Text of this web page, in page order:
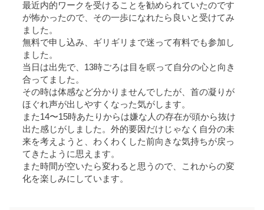
最近内的ワークを受けることを勧められていたのです
が怖かったので、その一歩になれたら良いと受けてみ
ました。
無料で申し込み、ギリギリまで迷って有料でも参加し
ました。
当日は出先で、13時ごろは目を瞑って自分の心と向き
合ってました。
その時は体感など分かりませんでしたが、首の凝りが
ほぐれ声が出しやすくなった気がします。
また14〜15時あたりからは嫌な人の存在が頭から抜け
出た感じがしました。外的要因だけじゃなく自分の未
来を考えようと、わくわくした前向きな気持ちが戻っ
てきたように思えます。
また時間が空いたら変わると思うので、これからの変
化を楽しみにしています。